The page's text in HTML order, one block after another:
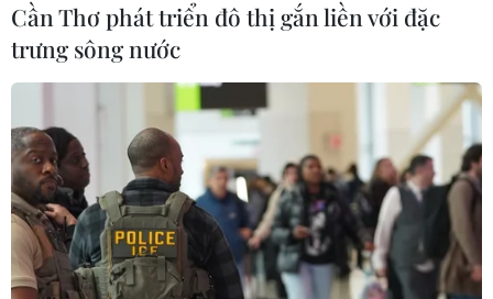
Cần Thơ phát triển đô thị gắn liền với đặc
trưng sông nước